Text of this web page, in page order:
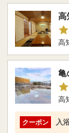
高
高
亀
高
クーポン 入